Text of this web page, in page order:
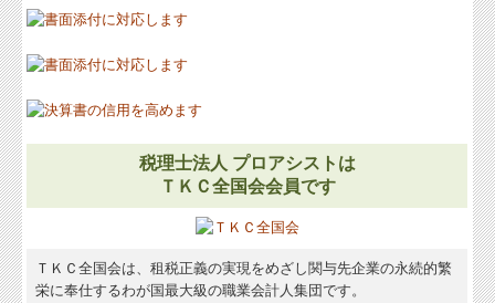
税理士法人 プロアシストは
ＴＫＣ全国会会員です
ＴＫＣ全国会は、租税正義の実現をめざし関与先企業の永続的繁
栄に奉仕するわが国最大級の職業会計人集団です。